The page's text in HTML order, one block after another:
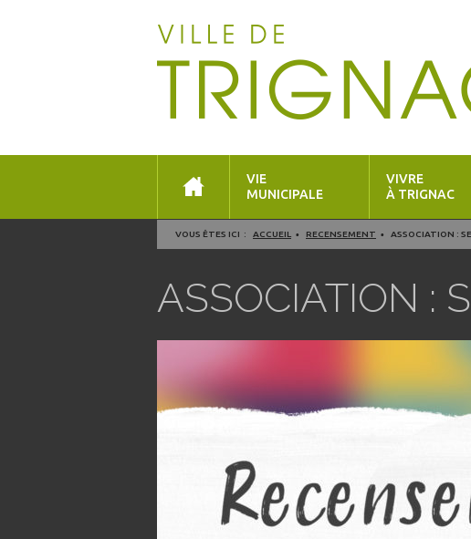
VIE
MUNICIPALE
VIVRE
À TRIGNAC
VOUS ÊTES ICI : ACCUEIL RECENSEMENT ASSOCIATION :
ASSOCIATION :